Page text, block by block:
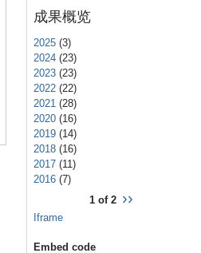
成果概览
2025 (3)
2024 (23)
2023 (23)
2022 (22)
2021 (28)
2020 (16)
2019 (14)
2018 (16)
2017 (11)
2016 (7)
1 of 2 ››
Iframe
Embed code